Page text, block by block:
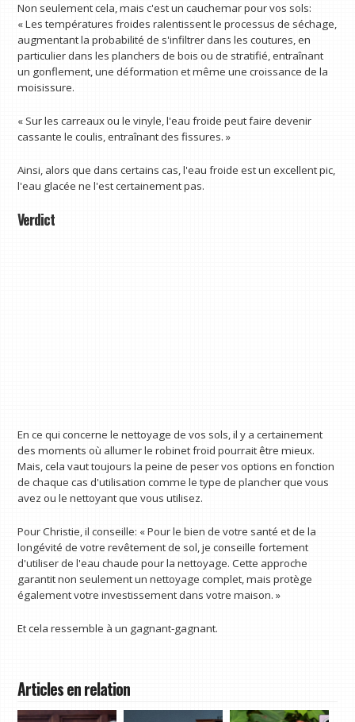
Non seulement cela, mais c'est un cauchemar pour vos sols:
« Les températures froides ralentissent le processus de séchage,
augmentant la probabilité de s'infiltrer dans les coutures, en
particulier dans les planchers de bois ou de stratifié, entraînant
un gonflement, une déformation et même une croissance de la
moisissure.
« Sur les carreaux ou le vinyle, l'eau froide peut faire devenir
cassante le coulis, entraînant des fissures. »
Ainsi, alors que dans certains cas, l'eau froide est un excellent pic,
l'eau glacée ne l'est certainement pas.
Verdict
En ce qui concerne le nettoyage de vos sols, il y a certainement
des moments où allumer le robinet froid pourrait être mieux.
Mais, cela vaut toujours la peine de peser vos options en fonction
de chaque cas d'utilisation comme le type de plancher que vous
avez ou le nettoyant que vous utilisez.
Pour Christie, il conseille: « Pour le bien de votre santé et de la
longévité de votre revêtement de sol, je conseille fortement
d'utiliser de l'eau chaude pour la nettoyage. Cette approche
garantit non seulement un nettoyage complet, mais protège
également votre investissement dans votre maison. »
Et cela ressemble à un gagnant-gagnant.
Articles en relation